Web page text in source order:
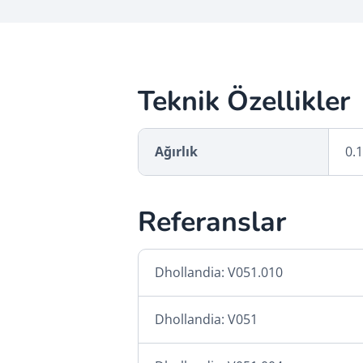
Teknik Özellikler
Ağırlık
Referanslar
Dhollandia: V051.010
Dhollandia: V051